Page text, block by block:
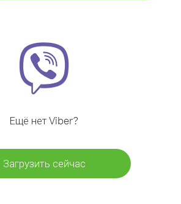
Ещё нет Viber?
Загрузить сейчас